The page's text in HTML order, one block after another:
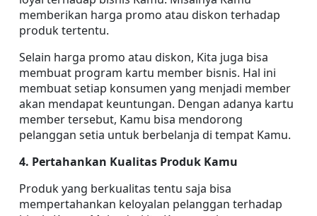
memberikan harga promo atau diskon terhadap
produk tertentu.
Selain harga promo atau diskon, Kita juga bisa
membuat program kartu member bisnis. Hal ini
membuat setiap konsumen yang menjadi member
akan mendapat keuntungan. Dengan adanya kartu
member tersebut, Kamu bisa mendorong
pelanggan setia untuk berbelanja di tempat Kamu.
4. Pertahankan Kualitas Produk Kamu
Produk yang berkualitas tentu saja bisa
mempertahankan keloyalan pelanggan terhadap